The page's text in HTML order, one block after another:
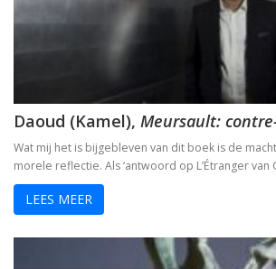
Daoud (Kamel), Meursault:
Wat mij het is bijgebleven van dit boek is de
morele reflectie. Als ‘antwoord op L’Étranger van
LEES MEER